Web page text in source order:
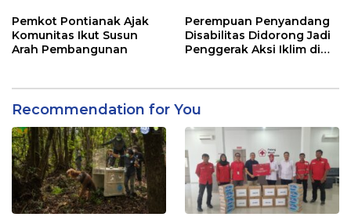
Pemkot Pontianak Ajak
Komunitas Ikut Susun
Arah Pembangunan
Perempuan Penyandang
Disabilitas Didorong Jadi
Penggerak Aksi Iklim di
Recommendation for You